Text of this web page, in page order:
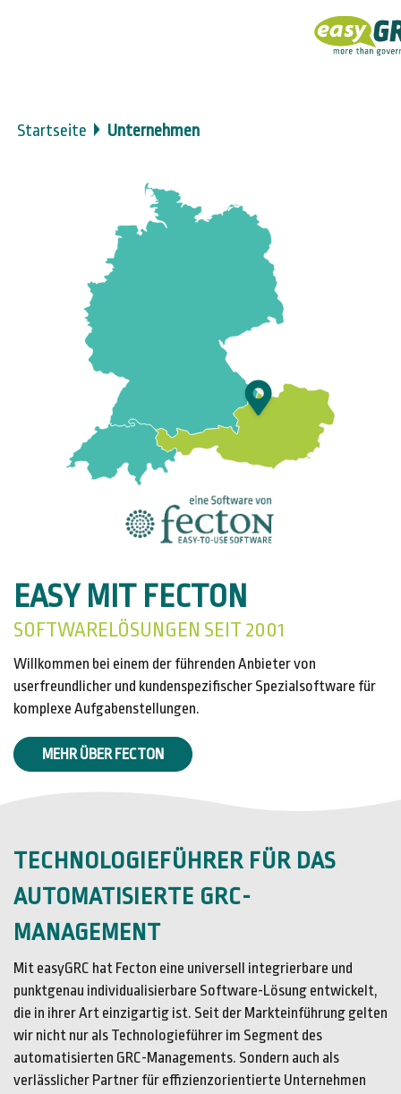
Startseite Unternehmen
EASY MIT FECTON
SOFTWARELÖSUNGEN SEIT 2001
Willkommen bei einem der führenden Anbieter von
userfreundlicher und kundenspezifischer Spezialsoftware für
komplexe Aufgabenstellungen.
MEHR ÜBER FECTON
TECHNOLOGIEFÜHRER FÜR DAS
AUTOMATISIERTE GRC-
MANAGEMENT
Mit easyGRC hat Fecton eine universell integrierbare und
punktgenau individualisierbare Software-Lösung entwickelt,
die in ihrer Art einzigartig ist. Seit der Markteinführung gelten
wir nicht nur als Technologieführer im Segment des
automatisierten GRC-Managements. Sondern auch als
verlässlicher Partner für effizienzorientierte Unternehmen